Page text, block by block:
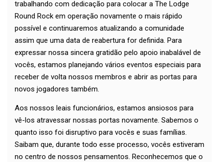
trabalhando com dedicação para colocar a The Lodge
Round Rock em operação novamente o mais rápido
possível e continuaremos atualizando a comunidade
assim que uma data de reabertura for definida. Para
expressar nossa sincera gratidão pelo apoio inabalável de
vocês, estamos planejando vários eventos especiais para
receber de volta nossos membros e abrir as portas para
novos jogadores também.
Aos nossos leais funcionários, estamos ansiosos para
vê-los atravessar nossas portas novamente. Sabemos o
quanto isso foi disruptivo para vocês e suas famílias.
Saibam que, durante todo esse processo, vocês estiveram
no centro de nossos pensamentos. Reconhecemos que o